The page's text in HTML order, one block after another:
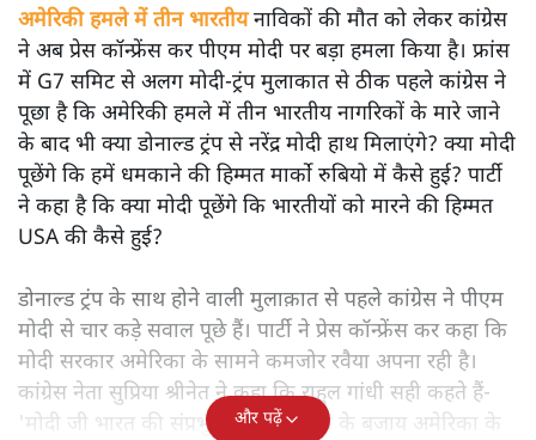
अमेरिकी हमले में तीन भारतीयनाविकों की मौत को लेकर कांग्रेस
ने अब प्रेस कॉन्फ्रेंस कर पीएम मोदी पर बड़ा हमला किया है। फ्रांस
में G7 समिट से अलग मोदी-ट्रंप मुलाकात से ठीक पहले कांग्रेस ने
पूछा है कि अमेरिकी हमले में तीन भारतीय नागरिकों के मारे जाने
के बाद भी क्या डोनाल्ड ट्रंप से नरेंद्र मोदी हाथ मिलाएंगे? क्या मोदी
पूछेंगे कि हमें धमकाने की हिम्मत मार्को रुबियो में कैसे हुई? पार्टी
ने कहा है कि क्या मोदी पूछेंगे कि भारतीयों को मारने की हिम्मत
USA की कैसे हुई?
डोनाल्ड ट्रंप के साथ होने वाली मुलाक़ात से पहले कांग्रेस ने पीएम
मोदी से चार कड़े सवाल पूछे हैं। पार्टी ने प्रेस कॉन्फ्रेंस कर कहा कि
मोदी सरकार अमेरिका के सामने कमजोर रवैया अपना रही है।
कांग्रेस नेता सुप्रिया श्रीनेत ने कहा कि राहुल गांधी सही कहते हैं-
'मोदी जी भारत की संप्रभुता और स्वतंत्रता के बजाय अमेरिका के
और पढ़ें